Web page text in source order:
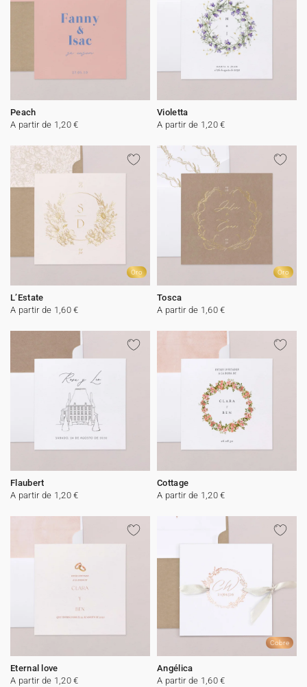
Peach
A partir de 1,20 €
Violetta
A partir de 1,20 €
Oro
L’Estate
A partir de 1,60 €
Oro
Tosca
A partir de 1,60 €
Flaubert
A partir de 1,20 €
Cottage
A partir de 1,20 €
Eternal love
A partir de 1,20 €
Cobre
Angélica
A partir de 1,60 €